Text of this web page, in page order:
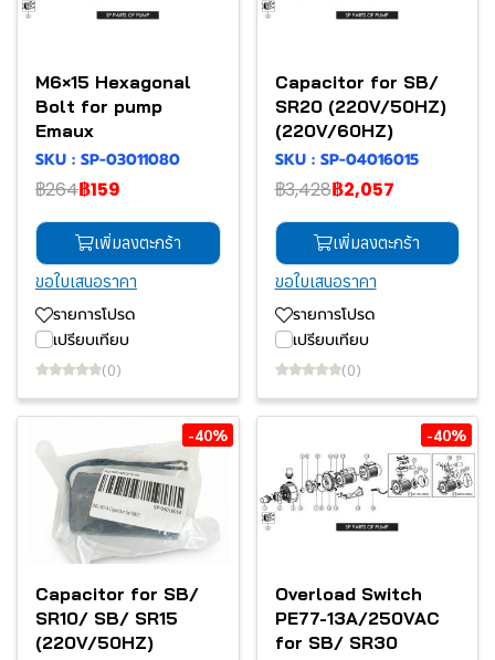
M6×15 Hexagonal
Bolt for pump
Emaux
SKU : SP-03011080
฿264฿159
เพิ่มลงตะกร้า
ขอใบเสนอราคา
รายการโปรด
เปรียบเทียบ
(0)
Capacitor for SB/
SR20 (220V/50HZ)
(220V/60HZ)
SKU : SP-04016015
฿3,428฿2,057
เพิ่มลงตะกร้า
ขอใบเสนอราคา
รายการโปรด
เปรียบเทียบ
(0)
-40%
Capacitor for SB/
SR10/ SB/ SR15
(220V/50HZ)
-40%
Overload Switch
PE77-13A/250VAC
for SB/ SR30